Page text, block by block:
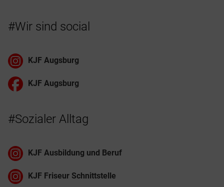
#Wir sind social
KJF Augsburg
KJF Augsburg
#Sozialer Alltag
KJF Ausbildung und Beruf
KJF Friseur Schnittstelle